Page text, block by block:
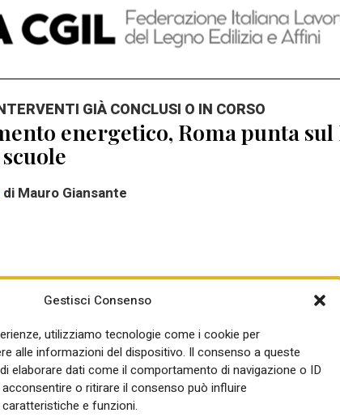
Gestisci Consenso
utilizziamo tecnologie come i cookie per
alle informazioni del dispositivo. Il consenso a queste
elaborare dati come il comportamento di navigazione o ID
o ritirare il consenso può influire
e funzioni.
GIÀ CONCLUSI O IN CORSO
energetico, Roma punta
di Mauro Giansante
di ADD Italy Living
casa: Elisabetta Pellegrini